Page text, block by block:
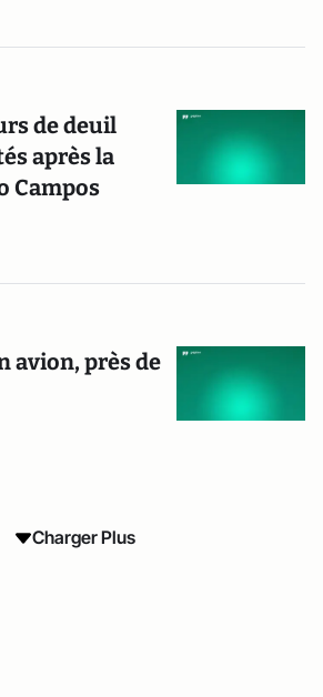
de deuil
après la
Campos
avion, près de
Charger Plus